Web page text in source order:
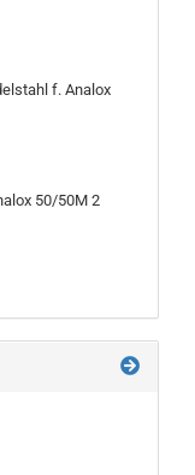
f. Analox
50/50M 2